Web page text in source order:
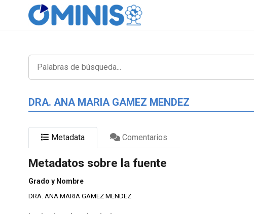
DRA. ANA MARIA GAMEZ MENDEZ
Metadata Comentarios
Metadatos sobre la fuente
Grado y Nombre
DRA. ANA MARIA GAMEZ MENDEZ